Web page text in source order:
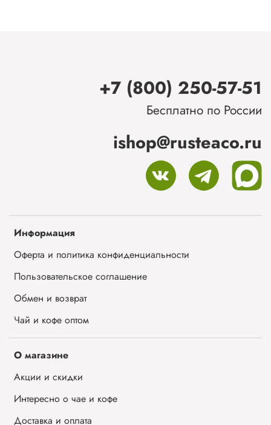
Информация
Оферта и политика конфиденциальности
Пользовательское соглашение
Обмен и возврат
Чай и кофе оптом
О магазине
Акции и скидки
Интересно о чае и кофе
Доставка и оплата
+7 (800) 250-57-51
Бесплатно по России
ishop@rusteaco.ru